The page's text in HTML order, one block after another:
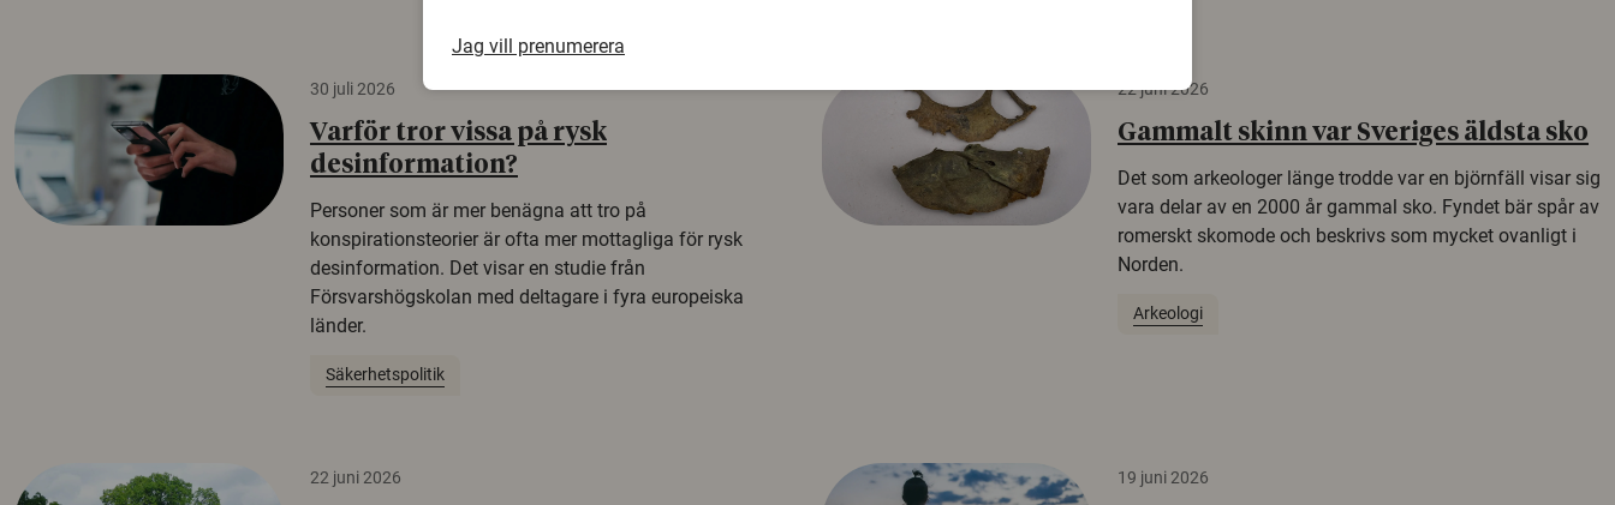
30 juli 2026
Varför tror vissa på rysk
desinformation?
Personer som är mer benägna att tro på
konspirationsteorier är ofta mer mottagliga för rysk
desinformation. Det visar en studie från
Försvarshögskolan med deltagare i fyra europeiska
länder.
Säkerhetspolitik
22 juni 2026
Gammalt skinn var Sveriges äldsta sko
Det som arkeologer länge trodde var en björnfäll visar sig
vara delar av en 2000 år gammal sko. Fyndet bär spår av
romerskt skomode och beskrivs som mycket ovanligt i
Norden.
Arkeologi
22 juni 2026 19 juni 2026
Jag vill prenumerera